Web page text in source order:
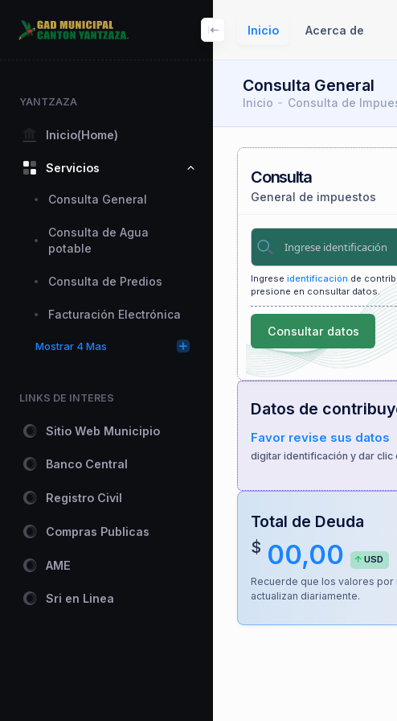
Inicio Acerca de
YANTZAZA
Inicio(Home)
Servicios
Consulta General
Consulta de Agua
potable
Consulta de Predios
Facturación Electrónica
Mostrar 4 Mas
LINKS DE INTERES
Sitio Web Municipio
Banco Central
Registro Civil
Compras Publicas
AME
Sri en Linea
Consulta General
Inicio Consulta de
Consulta
General de impuestos
Ingreseidentificación de
presione en consultar datos.
Consultar datos
Datos de
Favor revise sus datos
digitar identificación y dar clic
Total de Deuda
$ 00,00 USD
Recuerde que los valores
actualizan diariamente.